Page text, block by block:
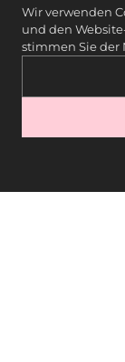
Die
Wir verwenden
und den
stimmen Sie der